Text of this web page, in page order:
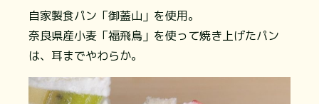
自家製食パン「御蓋山」を使用。
奈良県産小麦「福飛鳥」を使って焼き上げたパン
は、耳までやわらか。